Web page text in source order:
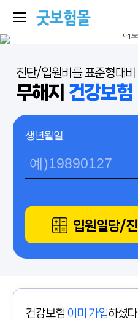
진단/입원비를 표준형대비
무해지 건강보험
생년월일
입원일당/
건강보험 이미 가입하셨